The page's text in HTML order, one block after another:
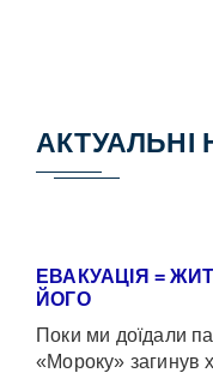
АКТУАЛЬНІ
ЕВАКУАЦІЯ =
ЙОГО
Поки ми доїдали
«Мороку» загинув